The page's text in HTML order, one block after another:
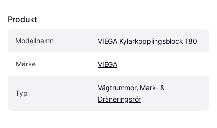
Produkt
Modellnamn VIEGA Kylarkopplingsblock 180
Märke VIEGA
Typ
Vägtrummor, Mark- &
Dräneringsrör